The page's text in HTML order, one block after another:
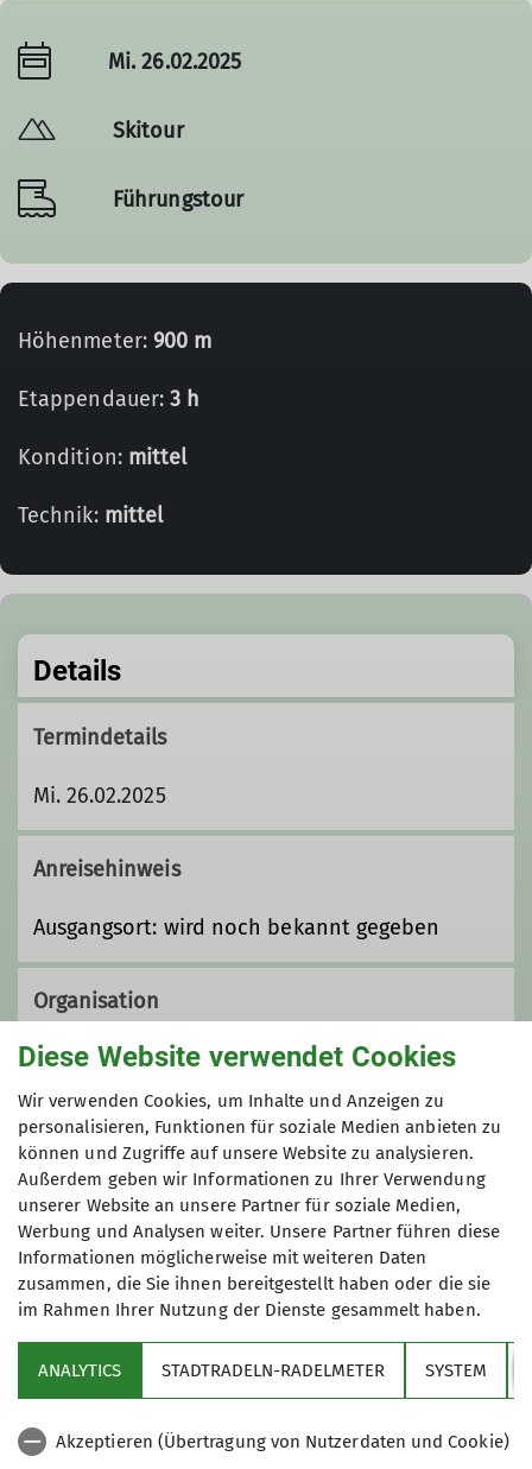
Mi. 26.02.2025
Skitour
Führungstour
Höhenmeter: 900 m
Etappendauer:3 h
Kondition: mittel
Technik: mittel
Details
Termindetails
Mi. 26.02.2025
Anreisehinweis
Ausgangsort: wird noch bekannt gegeben
Organisation
Adi Kiderle
089 9034212 0171 7079556
adi@kiderle.com
Qualifikationen
Staatlich geprüfter Skilehrer
Partner
Aktuelles
Diese Website verwendet Cookies
Wir verwenden Cookies, um Inhalte und Anzeigen zu
personalisieren, Funktionen für soziale Medien anbieten zu
können und Zugriffe auf unsere Website zu analysieren.
Außerdem geben wir Informationen zu Ihrer Verwendung
unserer Website an unsere Partner für soziale Medien,
Werbung und Analysen weiter. Unsere Partner führen diese
Informationen möglicherweise mit weiteren Daten
zusammen, die Sie ihnen bereitgestellt haben oder die sie
im Rahmen Ihrer Nutzung der Dienste gesammelt haben.
ANALYTICS STADTRADELN-RADELMETER SYSTEM
Akzeptieren (Übertragung von Nutzerdaten und Cookie)